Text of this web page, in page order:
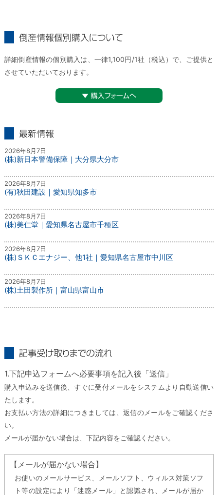
詳細倒産情報の個別購入は、一律1,100円/1社（税込）で、ご提供と
させていただいております。
2026年8月7日
(株)新日本警備保障｜大分県大分市
2026年8月7日
(有)秋田建設｜愛知県知多市
2026年8月7日
(株)美仁堂｜愛知県名古屋市千種区
2026年8月7日
(株)ＳＫＣエナジー、他1社｜愛知県名古屋市中川区
2026年8月7日
(株)土田製作所｜富山県富山市
1.下記申込フォームへ必要事項を記入後「送信」
購入申込みを送信後、すぐに受付メールをシステムより自動送信い
たします。
お支払い方法の詳細につきましては、返信のメールをご確認くださ
い。
メールが届かない場合は、下記内容をご確認ください。
【メールが届かない場合】
お使いのメールサービス、メールソフト、ウィルス対策ソフ
ト等の設定により「迷惑メール」と認識され、メールが届か